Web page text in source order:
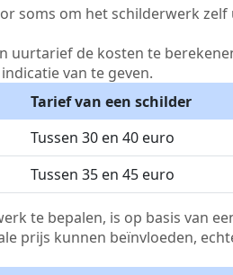
soms om het schilderwerk zelf
uurtarief de kosten te
van te geven.
Tarief van een schilder
Tussen 30 en 40 euro
Tussen 35 en 45 euro
te bepalen, is op basis van
prijs kunnen beïnvloeden,